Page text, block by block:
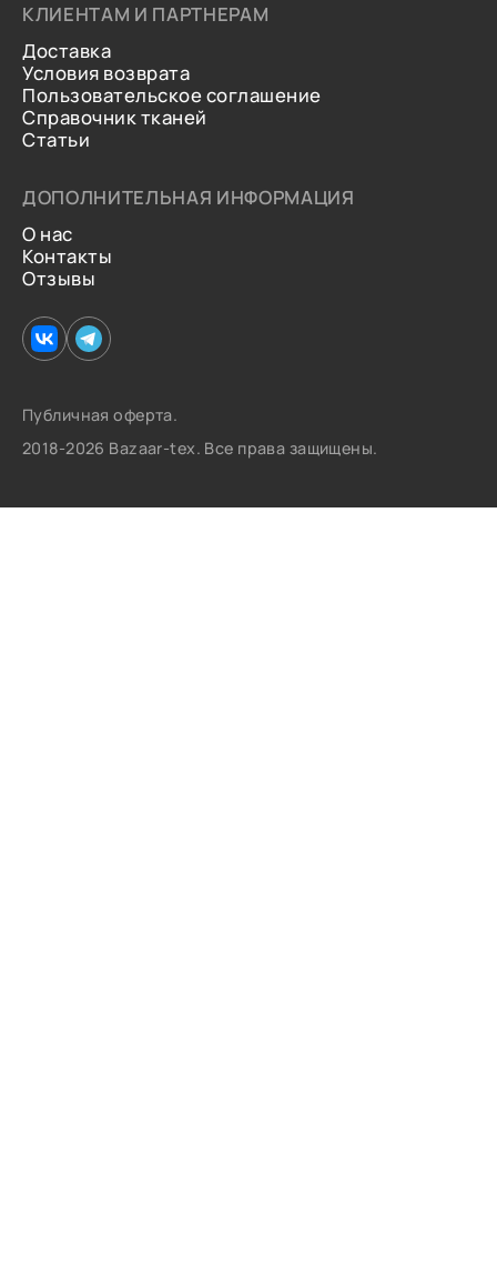
КЛИЕНТАМ И ПАРТНЕРАМ
Доставка
Условия возврата
Пользовательское соглашение
Справочник тканей
Статьи
ДОПОЛНИТЕЛЬНАЯ ИНФОРМАЦИЯ
О нас
Контакты
Отзывы
Публичная оферта.
2018-2026 Bazaar-tex. Все права защищены.